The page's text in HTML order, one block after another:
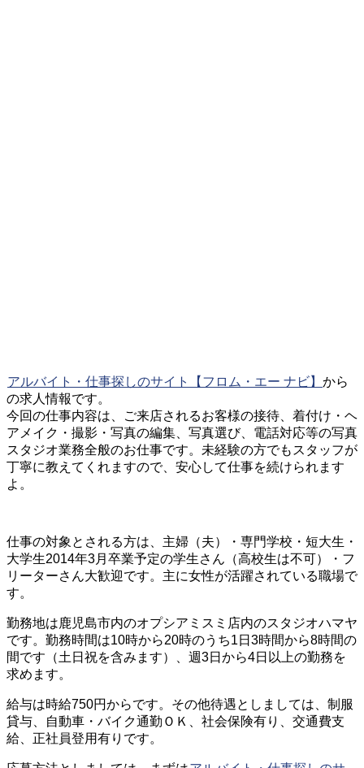
アルバイト・仕事探しのサイト【フロム・エー ナビ】 から
の求人情報です。
今回の仕事内容は、ご来店されるお客様の接待、着付け・ヘ
アメイク・撮影・写真の編集、写真選び、電話対応等の写真
スタジオ業務全般のお仕事です。未経験の方でもスタッフが
丁寧に教えてくれますので、安心して仕事を続けられます
よ。
仕事の対象とされる方は、主婦（夫）・専門学校・短大生・
大学生2014年3月卒業予定の学生さん（高校生は不可）・フ
リーターさん大歓迎です。主に女性が活躍されている職場で
す。
勤務地は鹿児島市内のオプシアミスミ店内のスタジオハマヤ
です。勤務時間は10時から20時のうち1日3時間から8時間の
間です（土日祝を含みます）、週3日から4日以上の勤務を
求めます。
給与は時給750円からです。その他待遇としましては、制服
貸与、自動車・バイク通勤ＯＫ、社会保険有り、交通費支
給、正社員登用有りです。